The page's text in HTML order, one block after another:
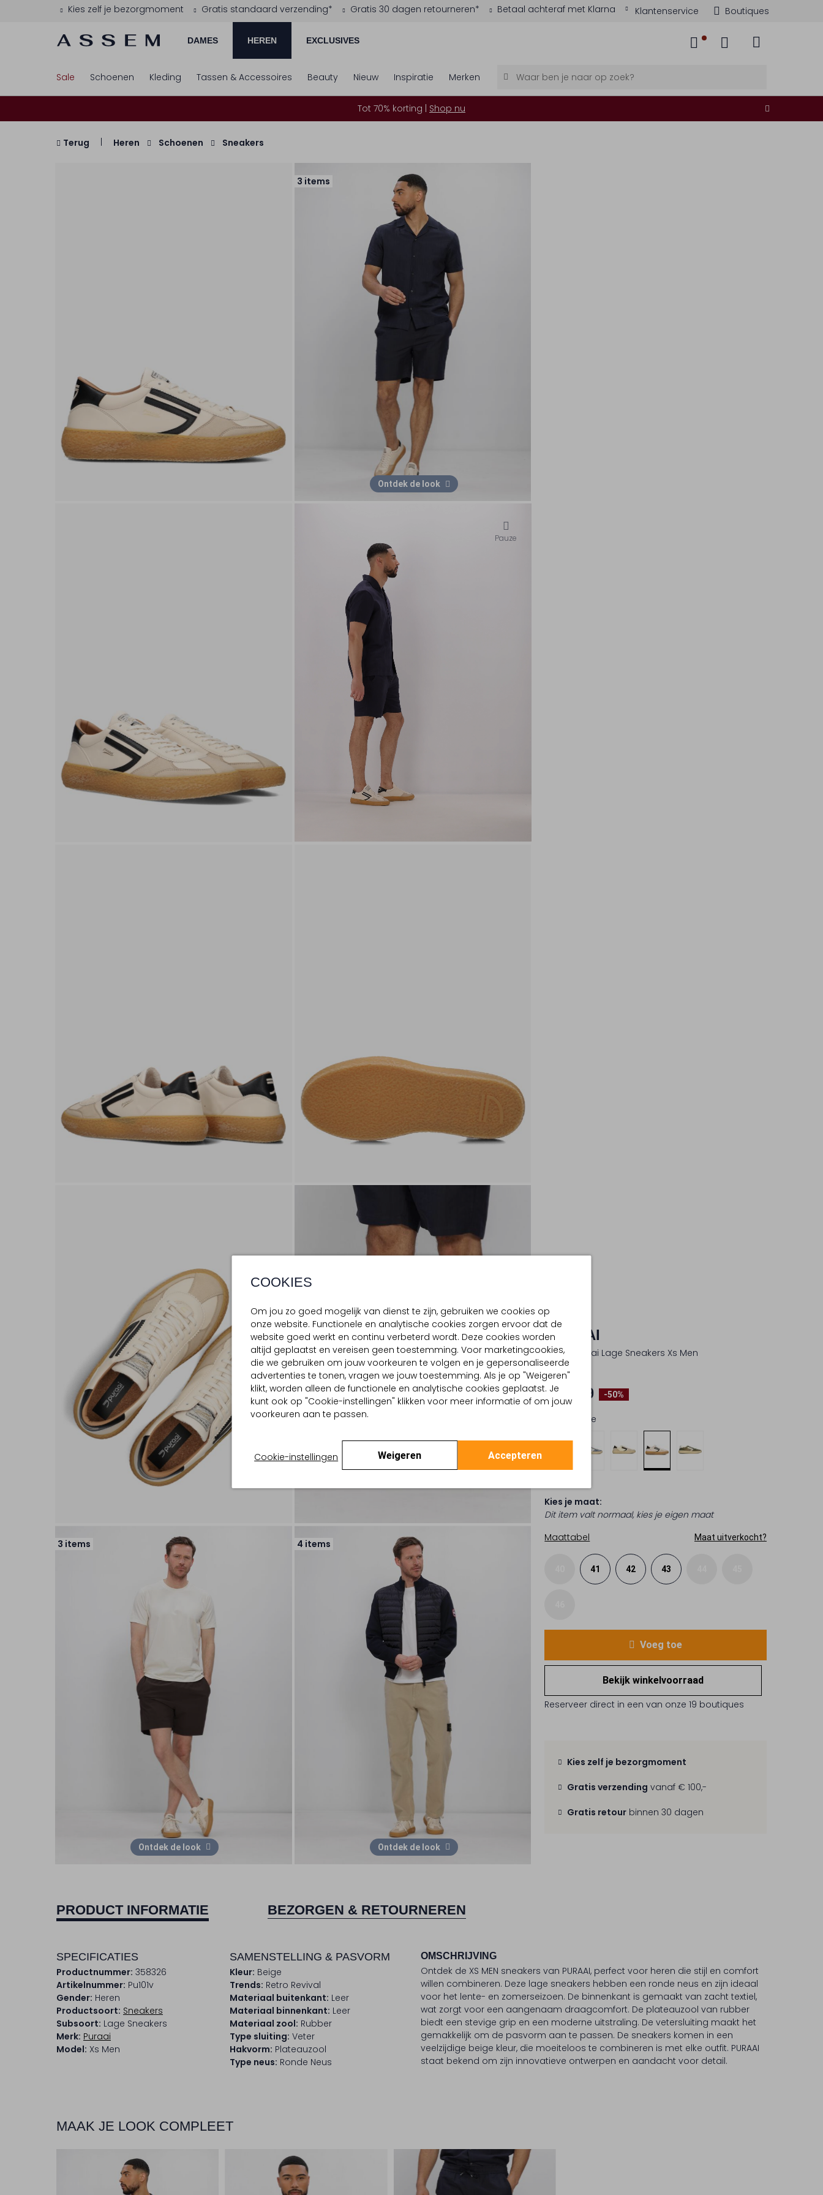
Kies zelf je bezorgmoment Gratis standaard verzending* Gratis 30 dagen retourneren* Betaal achteraf met Klarna Klantenservice Boutiques
DAMES HEREN EXCLUSIVES
COOKIES
Om jou zo goed mogelijk van dienst te zijn, gebruiken we cookies op
onze website. Functionele en analytische cookies zorgen ervoor dat de
website goed werkt en continu verbeterd wordt. Deze cookies worden
altijd geplaatst en vereisen geen toestemming. Voor marketingcookies,
die we gebruiken om jouw voorkeuren te volgen en je gepersonaliseerde
advertenties te tonen, vragen we jouw toestemming. Als je op "Weigeren"
klikt, worden alleen de functionele en analytische cookies geplaatst. Je
kunt ook op "Cookie-instellingen" klikken voor meer informatie of om jouw
voorkeuren aan te passen.
Cookie-instellingen Weigeren Accepteren
Sale Schoenen Kleding Tassen & Accessoires Beauty Nieuw Inspiratie Merken
Tot 70% korting | Shop nu
Terug Heren Schoenen Sneakers
3 items
Ontdek de look
Pauze
3 items
Ontdek de look
4 items
Ontdek de look
PURAAI
Beige Puraai Lage Sneakers Xs Men
-50%
€ 199,99
€ 99,99
Beige
Kies je maat:
Dit item valt normaal, kies je eigen maat
Maattabel
Maat uitverkocht?
41 42 43
Voeg toe
Bekijk winkelvoorraad
Reserveer direct in een van onze 19 boutiques
Kies zelf je bezorgmoment
Gratis verzending vanaf € 100,-
Gratis retour binnen 30 dagen
PRODUCT INFORMATIE BEZORGEN & RETOURNEREN
SPECIFICATIES
Productnummer: 358326
Artikelnummer: Pu101v
Gender: Heren
Productsoort: Sneakers
Subsoort: Lage Sneakers
Merk: Puraai
Model: Xs Men
SAMENSTELLING & PASVORM
Kleur: Beige
Trends: Retro Revival
Materiaal buitenkant: Leer
Materiaal binnenkant: Leer
Materiaal zool: Rubber
Type sluiting: Veter
Hakvorm: Plateauzool
Type neus: Ronde Neus
OMSCHRIJVING
Ontdek de XS MEN sneakers van PURAAI, perfect voor heren die stijl en comfort
willen combineren. Deze lage sneakers hebben een ronde neus en zijn ideaal
voor het lente- en zomerseizoen. De binnenkant is gemaakt van zacht textiel,
wat zorgt voor een aangenaam draagcomfort. De plateauzool van rubber
biedt een stevige grip en een moderne uitstraling. De vetersluiting maakt het
gemakkelijk om de pasvorm aan te passen. De sneakers komen in een
veelzijdige beige kleur, die moeiteloos te combineren is met elke outfit. PURAAI
staat bekend om zijn innovatieve ontwerpen en aandacht voor detail.
MAAK JE LOOK COMPLEET